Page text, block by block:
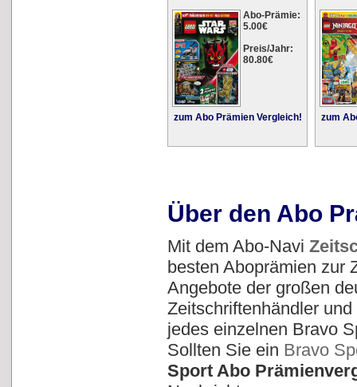
Abo-Prämie:
5.00€
Preis/Jahr:
80.80€
zum Abo Prämien Vergleich! zum
Über den Abo
Mit dem Abo-Navi
besten Aboprämien zur
Angebote der großen
Zeitschriftenhändler
jedes einzelnen Bravo
Sollten Sie ein Bravo
Sport Abo